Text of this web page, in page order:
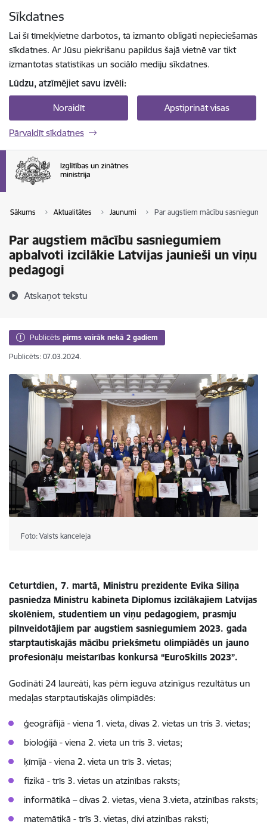
Sīkdatnes
Lai šī tīmekļvietne darbotos, tā izmanto obligāti nepieciešamās
sīkdatnes. Ar Jūsu piekrišanu papildus šajā vietnē var tikt
izmantotas statistikas un sociālo mediju sīkdatnes.
Lūdzu, atzīmējiet savu izvēli:
Noraidīt Apstiprināt visas
Pārvaldīt sīkdatnes
Sākums Aktualitātes Jaunumi Par augstiem mācību
Par augstiem mācību sasniegumiem
apbalvoti izcilākie Latvijas jaunieši un viņu
pedagogi
Atskaņot tekstu
Publicēts pirms vairāk nekā 2 gadiem
Publicēts: 07.03.2024.
Foto: Valsts kanceleja
Ceturtdien, 7. martā, Ministru prezidente Evika Siliņa
pasniedza Ministru kabineta Diplomus izcilākajiem Latvijas
skolēniem, studentiem un viņu pedagogiem, prasmju
pilnveidotājiem par augstiem sasniegumiem 2023. gada
starptautiskajās mācību priekšmetu olimpiādēs un jauno
profesionāļu meistarības konkursā “EuroSkills 2023”.
Godināti 24 laureāti, kas pērn ieguva atzinīgus rezultātus un
medaļas starptautiskajās olimpiādēs:
ģeogrāfijā - viena 1. vieta, divas 2. vietas un trīs 3. vietas;
bioloģijā - viena 2. vieta un trīs 3. vietas;
ķīmijā - viena 2. vieta un trīs 3. vietas;
fizikā - trīs 3. vietas un atzinības raksts;
informātikā – divas 2. vietas, viena 3.vieta, atzinības raksts;
matemātikā - trīs 3. vietas, divi atzinības raksti;